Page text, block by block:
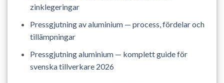
zinklegeringar
Pressgjutning av aluminium — process, fördelar och
tillämpningar
Pressgjutning aluminium — komplett guide för
svenska tillverkare 2026